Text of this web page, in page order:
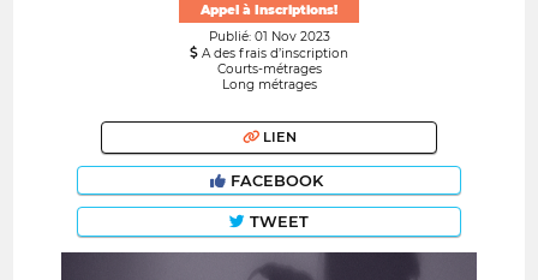
Appel à Inscriptions!
Publié: 01 Nov 2023
A des frais d’inscription
Courts-métrages
Long métrages
LIEN
FACEBOOK
TWEET